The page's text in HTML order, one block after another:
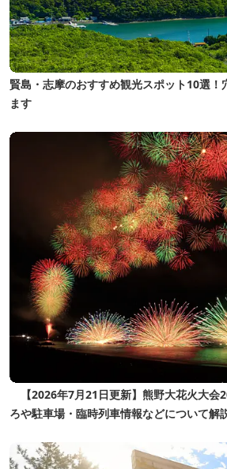
賢島・志摩のおすすめ観光スポット10選！
ます
【2026年7月21日更新】熊野大花火大会
ろや駐車場・臨時列車情報などについて解